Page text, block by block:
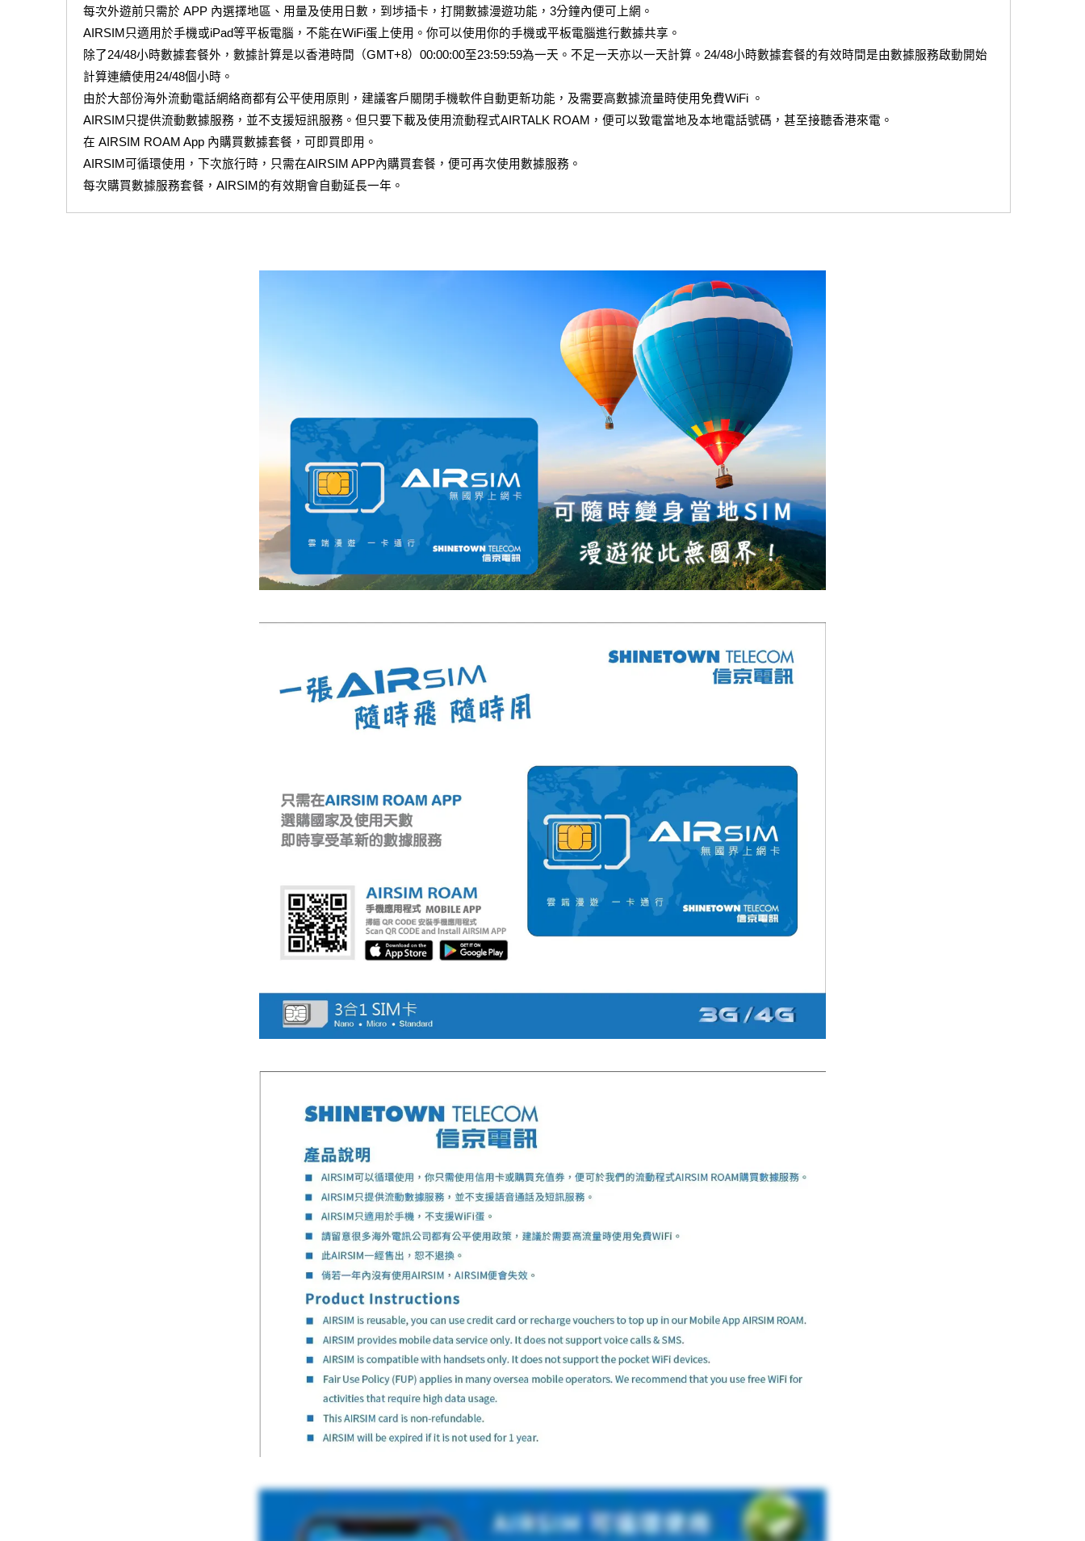
每次外遊前只需於 APP 內選擇地區、用量及使用日數，到埗插卡，打開數據漫遊功能，3分鐘內便可上網。
AIRSIM只適用於手機或iPad等平板電腦，不能在WiFi蛋上使用。你可以使用你的手機或平板電腦進行數據共享。
除了24/48小時數據套餐外，數據計算是以香港時間（GMT+8）00:00:00至23:59:59為一天。不足一天亦以一天計算。24/48小時數據套餐的有效時間是由數據服務啟動開始
計算連續使用24/48個小時。
由於大部份海外流動電話網絡商都有公平使用原則，建議客戶關閉手機軟件自動更新功能，及需要高數據流量時使用免費WiFi 。
AIRSIM只提供流動數據服務，並不支援短訊服務。但只要下載及使用流動程式AIRTALK ROAM，便可以致電當地及本地電話號碼，甚至接聽香港來電。
在 AIRSIM ROAM App 內購買數據套餐，可即買即用。
AIRSIM可循環使用，下次旅行時，只需在AIRSIM APP內購買套餐，便可再次使用數據服務。
每次購買數據服務套餐，AIRSIM的有效期會自動延長一年。